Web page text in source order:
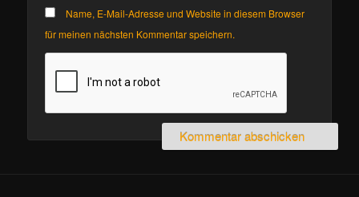
Name, E-Mail-Adresse und Website in diesem Browser
für meinen nächsten Kommentar speichern.